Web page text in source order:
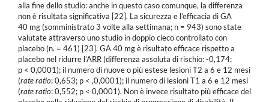
alla fine dello studio: anche in questo caso comunque, la differenza
non è risultata significativa [22]. La sicurezza e l’efficacia di GA
40 mg (somministrato 3 volte alla settimana; n = 943) sono state
valutate attraverso uno studio in doppio cieco controllato con
placebo (n. = 461) [23]. GA 40 mg è risultato efficace rispetto a
placebo nel ridurre l’ARR (differenza assoluta di rischio: -0,174;
p < 0,0001); il numero di nuove o più estese lesioni T2 a 6 e 12 mesi
(rate ratio: 0,653; p < ,0,0001); il numero di lesioni T1 a 6 e 12 mesi
(rate ratio: 0,552; p < 0,0001). Non è invece risultato più efficace del